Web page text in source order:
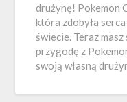
drużynę! Pokemon
która zdobyła
świecie. Teraz
przygodę z
swoją własną